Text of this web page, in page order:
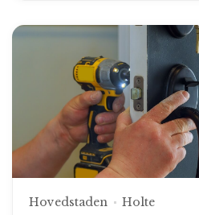
Hovedstaden Holte